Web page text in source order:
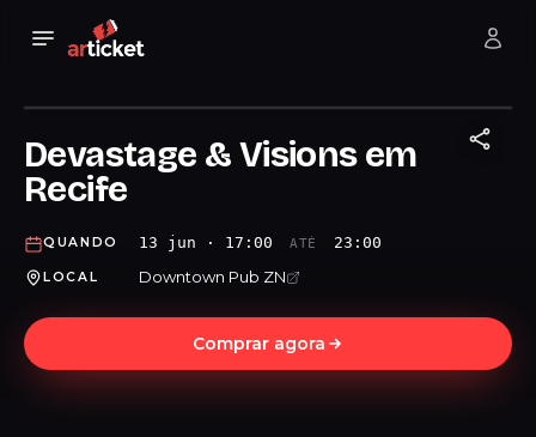
Devastage & Visions em
Recife
QUANDO 13 jun · 17:00 ATÉ 23:00
LOCAL Downtown Pub ZN
Comprar agora